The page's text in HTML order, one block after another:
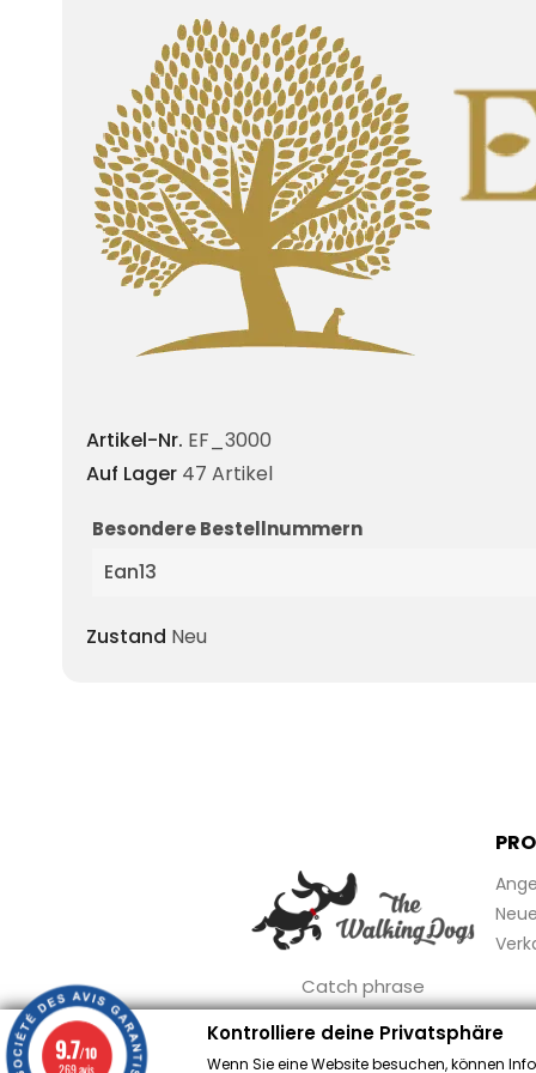
Artikel-Nr. EF_3000
Auf Lager 47 Artikel
Besondere Bestellnummern
Ean13
Zustand Neu
Catch phrase
Kontrolliere deine Privatsphäre
Wenn Sie eine Website besuchen, können
9.7/10
269 avis